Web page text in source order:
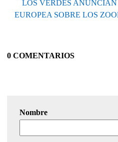
LOS VERDES
EUROPEA SOBRE LOS
0 COMENTARIOS
Nombre